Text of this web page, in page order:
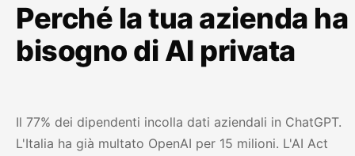
Perché la tua azienda ha
bisogno di AI privata
Il 77% dei dipendenti incolla dati aziendali in ChatGPT.
L'Italia ha già multato OpenAI per 15 milioni. L'AI Act